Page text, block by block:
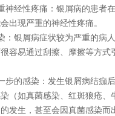
神经性疼痛：银屑病的患者
出现严重的神经性疼痛。
：银屑病症状较为严重的病
容易通过刮擦、摩擦等方式
步的感染：发生银屑病结痂
（如真菌感染、红斑狼疮、
发生，甚至会因真菌感染而